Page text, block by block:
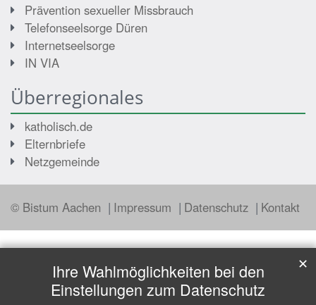
Prävention sexueller Missbrauch
Telefonseelsorge Düren
Internetseelsorge
IN VIA
Überregionales
katholisch.de
Elternbriefe
Netzgemeinde
© Bistum Aachen Impressum Datenschutz Kontakt
Ihre Wahlmöglichkeiten bei den
Einstellungen zum Datenschutz
✕